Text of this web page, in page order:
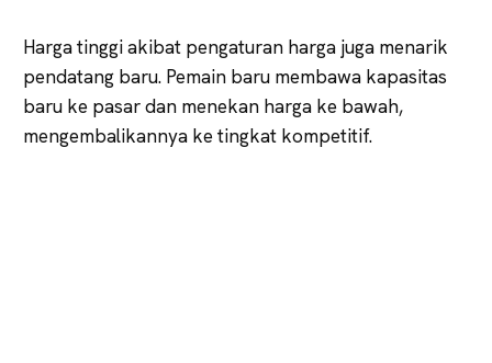
Harga tinggi akibat pengaturan harga juga menarik
pendatang baru. Pemain baru membawa kapasitas
baru ke pasar dan menekan harga ke bawah,
mengembalikannya ke tingkat kompetitif.